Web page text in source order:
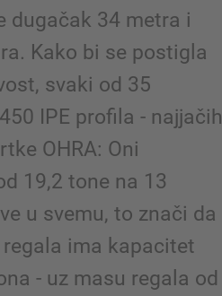
dugačak 34 metra i
Kako bi se postigla
svaki od 35
IPE profila - najjačih
OHRA: Oni
19,2 tone na 13
u svemu, to znači da
ima kapacitet
- uz masu regala od